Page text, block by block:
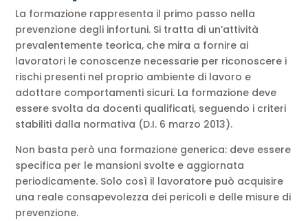
La formazione rappresenta il primo passo nella
prevenzione degli infortuni. Si tratta di un’attività
prevalentemente teorica, che mira a fornire ai
lavoratori le conoscenze necessarie per riconoscere i
rischi presenti nel proprio ambiente di lavoro e
adottare comportamenti sicuri. La formazione deve
essere svolta da docenti qualificati, seguendo i criteri
stabiliti dalla normativa (D.I. 6 marzo 2013).
Non basta però una formazione generica: deve essere
specifica per le mansioni svolte e aggiornata
periodicamente. Solo così il lavoratore può acquisire
una reale consapevolezza dei pericoli e delle misure di
prevenzione.